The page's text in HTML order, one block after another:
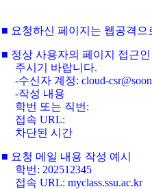
■ 요청하신 페이지는 웹공격
■ 정상 사용자의 페이지 접근
주시기 바랍니다.
-수신자 계정: cloud-
-작성 내용
학번 또는 직번:
접속 URL:
차단된 시간
■ 요청 메일 내용 작성 예시
학번: 202512345
접속 URL: myclass.ssu.ac.kr